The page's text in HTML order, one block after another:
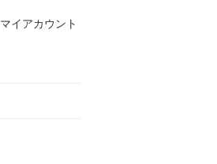
マイアカウント